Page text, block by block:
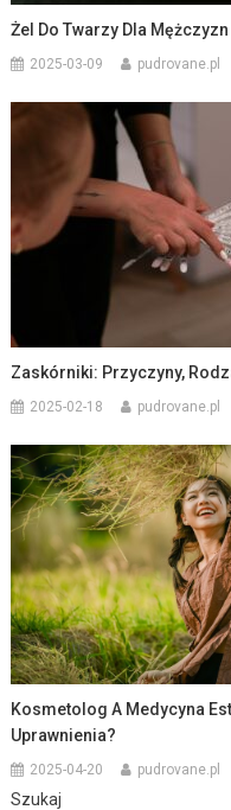
Żel Do Twarzy Dla
2025-03-09 pudrovane.pl
Zaskórniki: Przyczyny,
2025-02-18 pudrovane.pl
Kosmetolog A Medycyna
Uprawnienia?
2025-04-20 pudrovane.pl
Szukaj